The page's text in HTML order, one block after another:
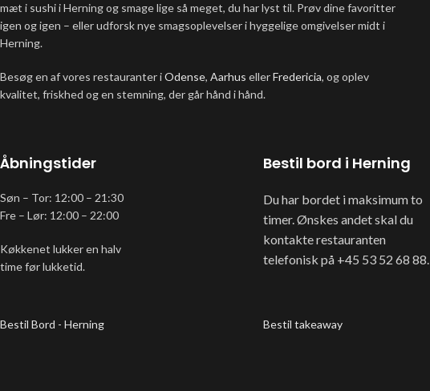
mæt i sushi i Herning og smage lige så meget, du har lyst til. Prøv dine favoritter
igen og igen – eller udforsk nye smagsoplevelser i hyggelige omgivelser midt i
Herning.
Besøg en af vores restauranter iOdense, Aarhus ellerFredericia, og oplev
kvalitet, friskhed og en stemning, der går hånd i hånd.
Åbningstider
Søn – Tor: 12:00 – 21:30
Fre – Lør: 12:00 – 22:00
Køkkenet lukker en halv
time før lukketid.
Bestil bord i Herning
Du har bordet i maksimum to
timer. Ønskes andet skal du
kontakte restauranten
telefonisk på +45 53 52 68 88.
Bestil Bord - Herning Bestil takeaway